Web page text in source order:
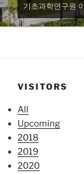
기초과학연구원
VISITORS
All
Upcoming
2018
2019
2020